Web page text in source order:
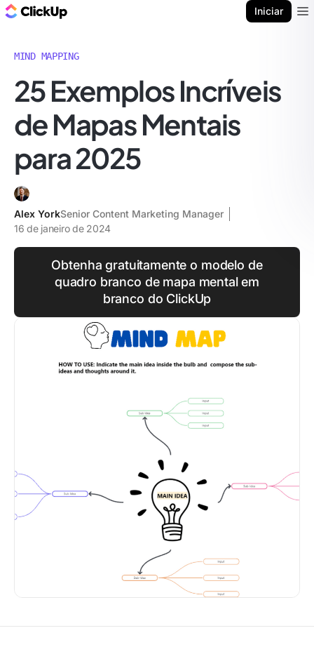
Iniciar
MIND MAPPING
25 Exemplos Incríveis
de Mapas Mentais
para 2025
Alex YorkSenior Content Marketing Manager
16 de janeiro de 2024
Obtenha gratuitamente o modelo de
quadro branco de mapa mental em
branco do ClickUp